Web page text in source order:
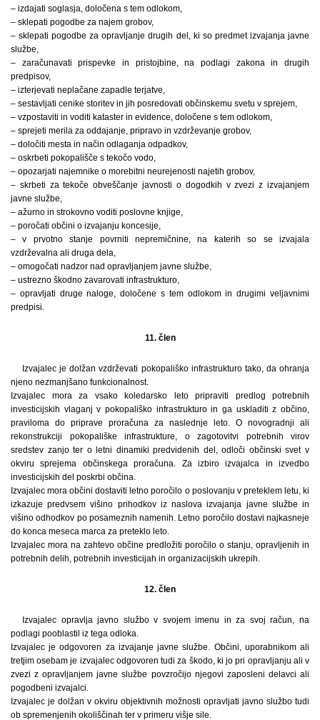
– izdajati soglasja, določena s tem odlokom,
– sklepati pogodbe za najem grobov,
– sklepati pogodbe za opravljanje drugih del, ki so predmet izvajanja javne
službe,
– zaračunavati prispevke in pristojbine, na podlagi zakona in drugih
predpisov,
– izterjevati neplačane zapadle terjatve,
– sestavljati cenike storitev in jih posredovati občinskemu svetu v sprejem,
– vzpostaviti in voditi kataster in evidence, določene s tem odlokom,
– sprejeti merila za oddajanje, pripravo in vzdrževanje grobov,
– določiti mesta in način odlaganja odpadkov,
– oskrbeti pokopališče s tekočo vodo,
– opozarjati najemnike o morebitni neurejenosti najetih grobov,
– skrbeti za tekoče obveščanje javnosti o dogodkih v zvezi z izvajanjem
javne službe,
– ažurno in strokovno voditi poslovne knjige,
– poročati občini o izvajanju koncesije,
– v prvotno stanje povrniti nepremičnine, na katerih so se izvajala
vzdrževalna ali druga dela,
– omogočati nadzor nad opravljanjem javne službe,
– ustrezno škodno zavarovati infrastrukturo,
– opravljati druge naloge, določene s tem odlokom in drugimi veljavnimi
predpisi.
11. člen
Izvajalec je dolžan vzdrževati pokopališko infrastrukturo tako, da ohranja
njeno nezmanjšano funkcionalnost.
Izvajalec mora za vsako koledarsko leto pripraviti predlog potrebnih
investicijskih vlaganj v pokopališko infrastrukturo in ga uskladiti z občino,
praviloma do priprave proračuna za naslednje leto. O novogradnji ali
rekonstrukciji pokopališke infrastrukture, o zagotovitvi potrebnih virov
sredstev zanjo ter o letni dinamiki predvidenih del, odloči občinski svet v
okviru sprejema občinskega proračuna. Za izbiro izvajalca in izvedbo
investicijskih del poskrbi občina.
Izvajalec mora občini dostaviti letno poročilo o poslovanju v preteklem letu, ki
izkazuje predvsem višino prihodkov iz naslova izvajanja javne službe in
višino odhodkov po posameznih namenih. Letno poročilo dostavi najkasneje
do konca meseca marca za preteklo leto.
Izvajalec mora na zahtevo občine predložiti poročilo o stanju, opravljenih in
potrebnih delih, potrebnih investicijah in organizacijskih ukrepih.
12. člen
Izvajalec opravlja javno službo v svojem imenu in za svoj račun, na
podlagi pooblastil iz tega odloka.
Izvajalec je odgovoren za izvajanje javne službe. Občini, uporabnikom ali
tretjim osebam je izvajalec odgovoren tudi za škodo, ki jo pri opravljanju ali v
zvezi z opravljanjem javne službe povzročijo njegovi zaposleni delavci ali
pogodbeni izvajalci.
Izvajalec je dolžan v okviru objektivnih možnosti opravljati javno službo tudi
ob spremenjenih okoliščinah ter v primeru višje sile.